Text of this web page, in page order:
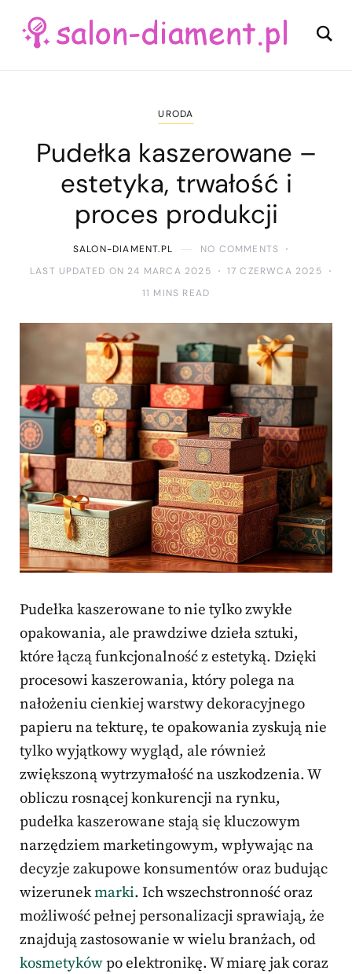
URODA
Pudełka kaszerowane –
estetyka, trwałość i
proces produkcji
SALON-DIAMENT.PL
NO COMMENTS
LAST UPDATED ON 24 MARCA 2025
17 CZERWCA 2025
11 MINS READ
Pudełka kaszerowane to nie tylko zwykłe
opakowania, ale prawdziwe dzieła sztuki,
które łączą funkcjonalność z estetyką. Dzięki
procesowi kaszerowania, który polega na
nałożeniu cienkiej warstwy dekoracyjnego
papieru na tekturę, te opakowania zyskują nie
tylko wyjątkowy wygląd, ale również
zwiększoną wytrzymałość na uszkodzenia. W
obliczu rosnącej konkurencji na rynku,
pudełka kaszerowane stają się kluczowym
narzędziem marketingowym, wpływając na
decyzje zakupowe konsumentów oraz budując
wizerunekmarki. Ich wszechstronność oraz
możliwość pełnej personalizacji sprawiają, że
znajdują zastosowanie w wielu branżach, od
kosmetykówpo elektronikę. W miarę jak coraz